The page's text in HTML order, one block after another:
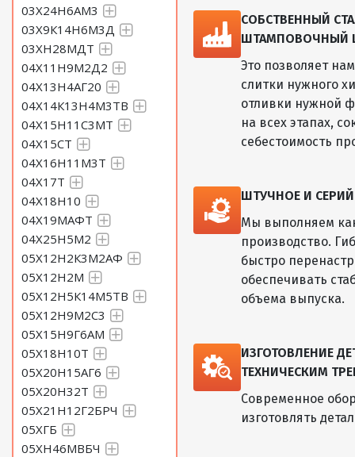
03Х24Н6АМ3
03Х9К14Н6М3Д
03ХН28МДТ
04Х11Н9М2Д2
04Х13Н4АГ20
04Х14К13Н4М3ТВ
04Х15Н11С3МТ
04Х15СТ
04Х16Н11М3Т
04Х17Т
04Х18Н10
04Х19МАФТ
04Х25Н5М2
05Х12Н2К3М2АФ
05Х12Н2М
05Х12Н5К14М5ТВ
05Х12Н9М2С3
05Х15Н9Г6АМ
05Х18Н10Т
05Х20Н15АГ6
05Х20Н32Т
05Х21Н12Г2БРЧ
05ХГБ
05ХН46МВБЧ
СОБСТВЕННЫЙ
ШТАМПОВОЧНЫЙ
Это позволяет
слитки нужного
отливки нужной
на всех этапах,
себестоимость
ШТУЧНОЕ И
Мы выполняем
производство.
быстро
обеспечивать
объема выпуска.
ИЗГОТОВЛЕНИЕ
ТЕХНИЧЕСКИМ
Современное
изготовлять